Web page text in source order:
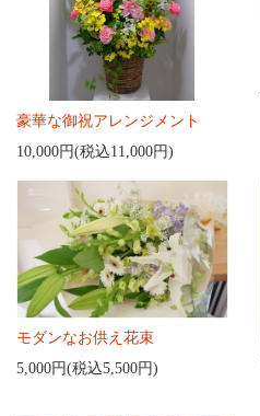
豪華な御祝アレンジメント
10,000円(税込11,000円)
モダンなお供え花束
5,000円(税込5,500円)